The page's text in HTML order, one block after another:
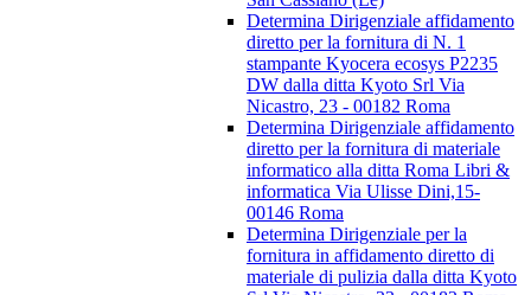
Determina Dirigenziale affidamento
diretto per la fornitura di N. 1
stampante Kyocera ecosys P2235
DW dalla ditta Kyoto Srl Via
Nicastro, 23 - 00182 Roma
Determina Dirigenziale affidamento
diretto per la fornitura di materiale
informatico alla ditta Roma Libri &
informatica Via Ulisse Dini,15-
00146 Roma
Determina Dirigenziale per la
fornitura in affidamento diretto di
materiale di pulizia dalla ditta Kyoto